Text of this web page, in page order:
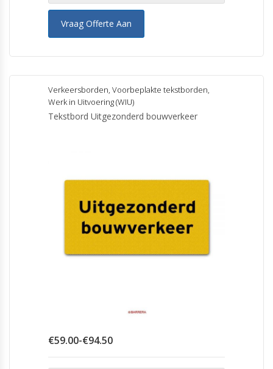
Vraag Offerte Aan
Verkeersborden, Voorbeplakte tekstborden,
Werk in Uitvoering (WIU)
Tekstbord Uitgezonderd bouwverkeer
€59.00-€94.50Prijsklasse: